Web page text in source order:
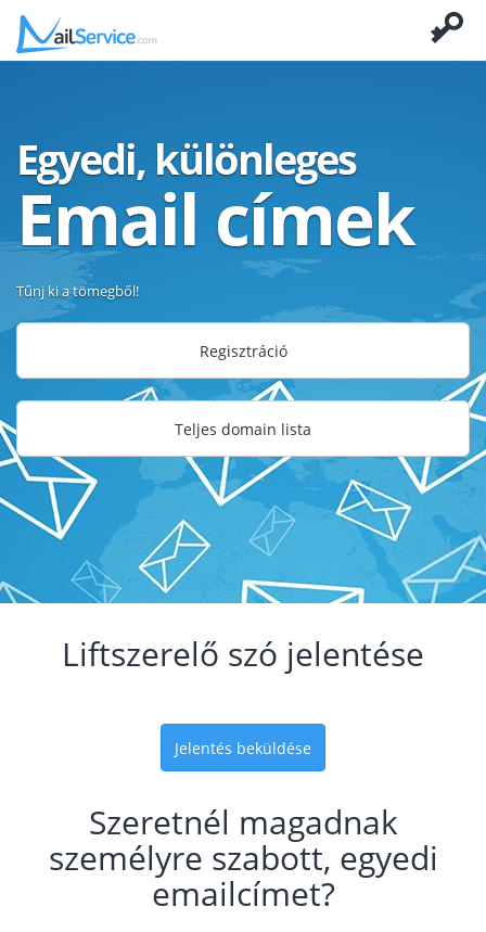
Egyedi, különleges
Email címek
Tűnj ki a tömegből!
Regisztráció
Teljes domain lista
Liftszerelő szó jelentése
Jelentés beküldése
Szeretnél magadnak
személyre szabott, egyedi
emailcímet?